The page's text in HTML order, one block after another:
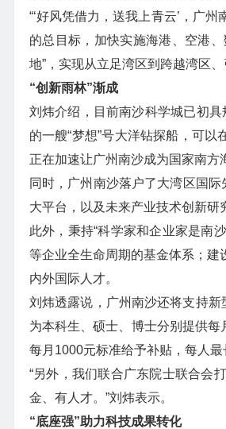
“‘好风凭借力，送我上青云’，广
的总目标，加快实施海港、空港
地”，实现从立足湾区到跨越湾区
“创新雨林”渐成
刘炜介绍，目前南沙科学城已初
的一艘“梦想”号大洋钻探船，可
正在加速让广州南沙成为国家南
同时，广州南沙落户了大湾区国
大平台，以及未来产业技术创新研
此外，秉持“科学家和企业家是南
等企业全生命周期的基金体系；
内外国际人才。
刘炜透露说，广州南沙还将支持
为本科生、硕士、博士分别提供
每月1000元标准给予补贴，每人最
“另外，我们联合广东院士联合会
金、有人才。”刘炜表示。
“底座强”助力科技成果转化